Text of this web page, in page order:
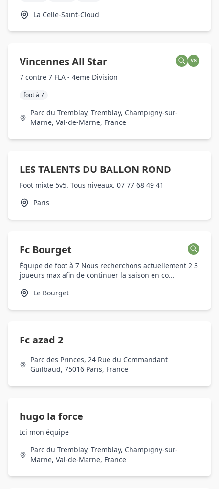
La Celle-Saint-Cloud
Vincennes All Star VS
7 contre 7 FLA - 4eme Division
foot à 7
Parc du Tremblay, Tremblay, Champigny-sur-
Marne, Val-de-Marne, France
LES TALENTS DU BALLON ROND
Foot mixte 5v5. Tous niveaux. 07 77 68 49 41
Paris
Fc Bourget
Équipe de foot à 7 Nous recherchons actuellement 2 3
joueurs max afin de continuer la saison en co...
Le Bourget
Fc azad 2
Parc des Princes, 24 Rue du Commandant
Guilbaud, 75016 Paris, France
hugo la force
Ici mon équipe
Parc du Tremblay, Tremblay, Champigny-sur-
Marne, Val-de-Marne, France